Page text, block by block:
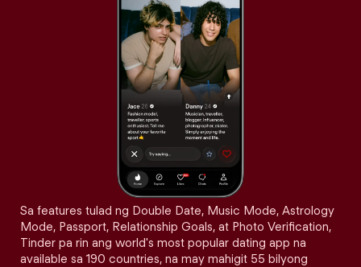
Sa features tulad ng Double Date, Music Mode, Astrology
Mode, Passport, Relationship Goals, at Photo Verification,
Tinder pa rin ang world's most popular dating app na
available sa 190 countries, na may mahigit 55 bilyong